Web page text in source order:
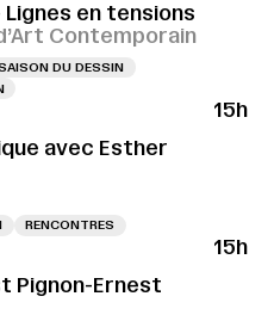
Lignes en tensions
Contemporain
DU DESSIN
15h
avec Esther
RENCONTRES
15h
Pignon-Ernest